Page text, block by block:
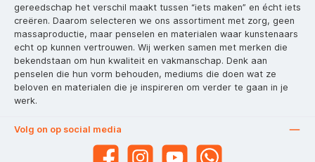
gereedschap het verschil maakt tussen “iets maken” en écht iets
creëren. Daarom selecteren we ons assortiment met zorg, geen
massaproductie, maar penselen en materialen waar kunstenaars
echt op kunnen vertrouwen. Wij werken samen met merken die
bekendstaan om hun kwaliteit en vakmanschap. Denk aan
penselen die hun vorm behouden, mediums die doen wat ze
beloven en materialen die je inspireren om verder te gaan in je
werk.
Volg on op social media